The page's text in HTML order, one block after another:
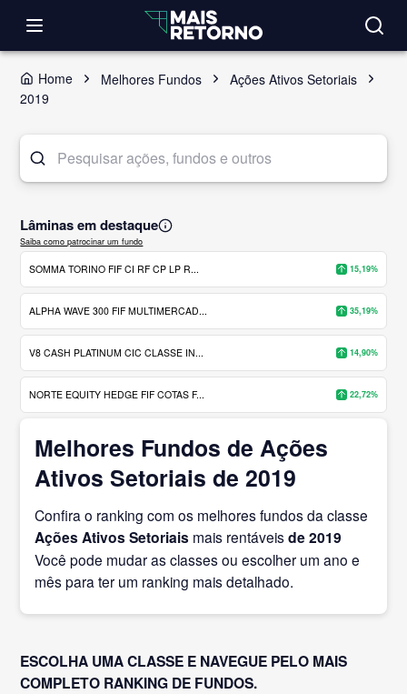
Home Melhores Fundos
Ações Ativos Setoriais
2019
Lâminas em destaque
Saiba como patrocinar um fundo
SOMMA TORINO FIF CI RF CP LP R... 15,19%
ALPHA WAVE 300 FIF MULTIMERCAD... 35,19%
V8 CASH PLATINUM CIC CLASSE IN... 14,90%
NORTE EQUITY HEDGE FIF COTAS F... 22,72%
Melhores Fundos de Ações
Ativos Setoriais de 2019
Confira o ranking com os melhores fundos da classe
Ações Ativos Setoriais mais rentáveisde 2019
Você pode mudar as classes ou escolher um ano e
mês para ter um ranking mais detalhado.
ESCOLHA UMA CLASSE E NAVEGUE PELO MAIS
COMPLETO RANKING DE FUNDOS.